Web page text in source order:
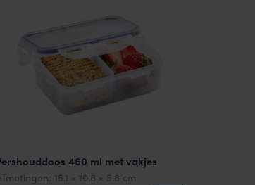
460 ml met vakjes
15.1 × 10.8 × 5.8 cm